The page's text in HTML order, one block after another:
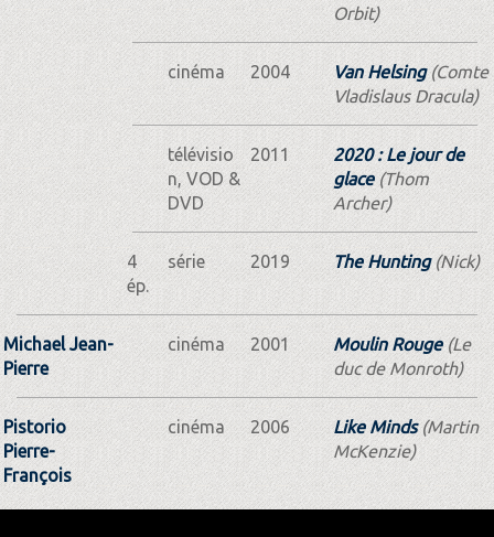
Orbit)
cinéma 2004 Van Helsing(Comte
Vladislaus Dracula)
télévisio
n, VOD &
DVD
2011
2020 : Le jour de
glace(Thom
Archer)
4
ép.
série 2019 The Hunting(Nick)
Michael Jean-
Pierre
cinéma 2001 Moulin Rouge(Le
duc de Monroth)
Pistorio
Pierre-
François
cinéma 2006 Like Minds(Martin
McKenzie)